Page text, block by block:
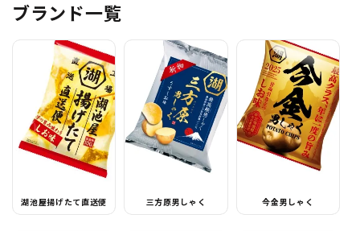
ブランド一覧
湖池屋揚げたて直送便 三方原男しゃく 今金男しゃく